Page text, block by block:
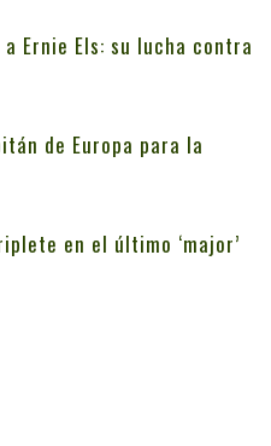
a Ernie Els: su lucha contra
de Europa para la
en el último ‘major’